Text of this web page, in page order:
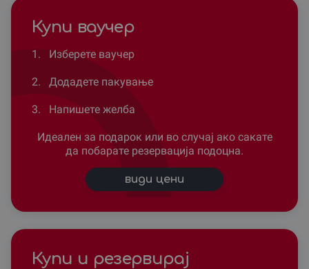
Купи ваучер
1. Изберете ваучер
2. Додадете пакување
3. Напишете желба
Идеален за подарок или во случај ако сакате
да побарате резервација подоцна.
види цени
Купи и резервирај